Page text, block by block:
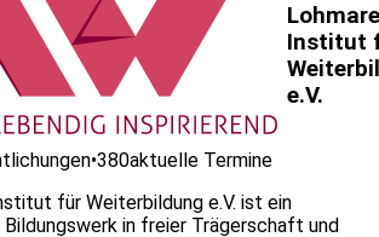
Institut
e.V.
•380aktuelle Termine
für Weiterbildung e.V. ist ein
in freier Trägerschaft und